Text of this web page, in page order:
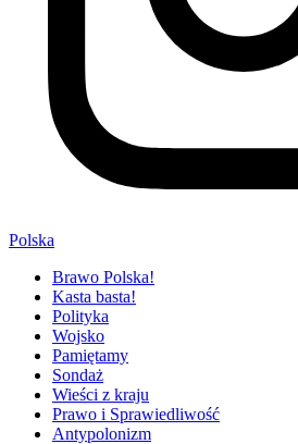
Polska
Brawo Polska!
Kasta basta!
Polityka
Wojsko
Pamiętamy
Sondaż
Wieści z kraju
Prawo i Sprawiedliwość
Antypolonizm